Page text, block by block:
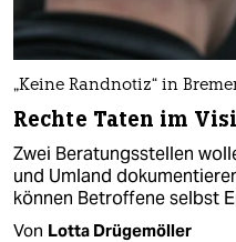
„Keine Randnotiz“ in
Rechte Taten im
Zwei Beratungsstellen
und Umland
können Betroffene selbst
Von Lotta Drügemöller